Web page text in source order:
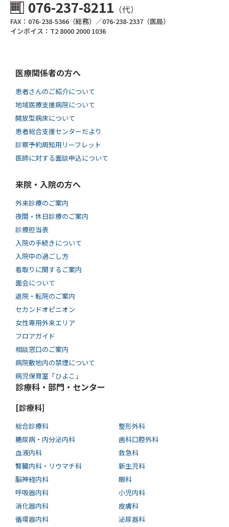
076-237-8211 （代）
FAX：076-238-5366（総務）／076-238-2337（医局）
インボイス：T2 8000 2000 1036
医療関係者の方へ
患者さんのご紹介について
地域医療支援病院について
開放型病床について
患者総合支援センターだより
診察予約周知用リーフレット
医師に対する面談申込について
来院・入院の方へ
外来診療のご案内
夜間・休日診療のご案内
診療担当表
入院の手続きについて
入院中の過ごし方
看取りに関するご案内
面会について
退院・転院のご案内
セカンドオピニオン
女性専用外来エリア
フロアガイド
相談窓口のご案内
病院敷地内の禁煙について
病児保育室「ひよこ」
診療科・部門・センター
[診療科]
総合診療科
糖尿病・内分泌内科
血液内科
腎臓内科・リウマチ科
脳神経内科
呼吸器内科
消化器内科
循環器内科
整形外科
歯科口腔外科
救急科
新生児科
眼科
小児内科
皮膚科
泌尿器科